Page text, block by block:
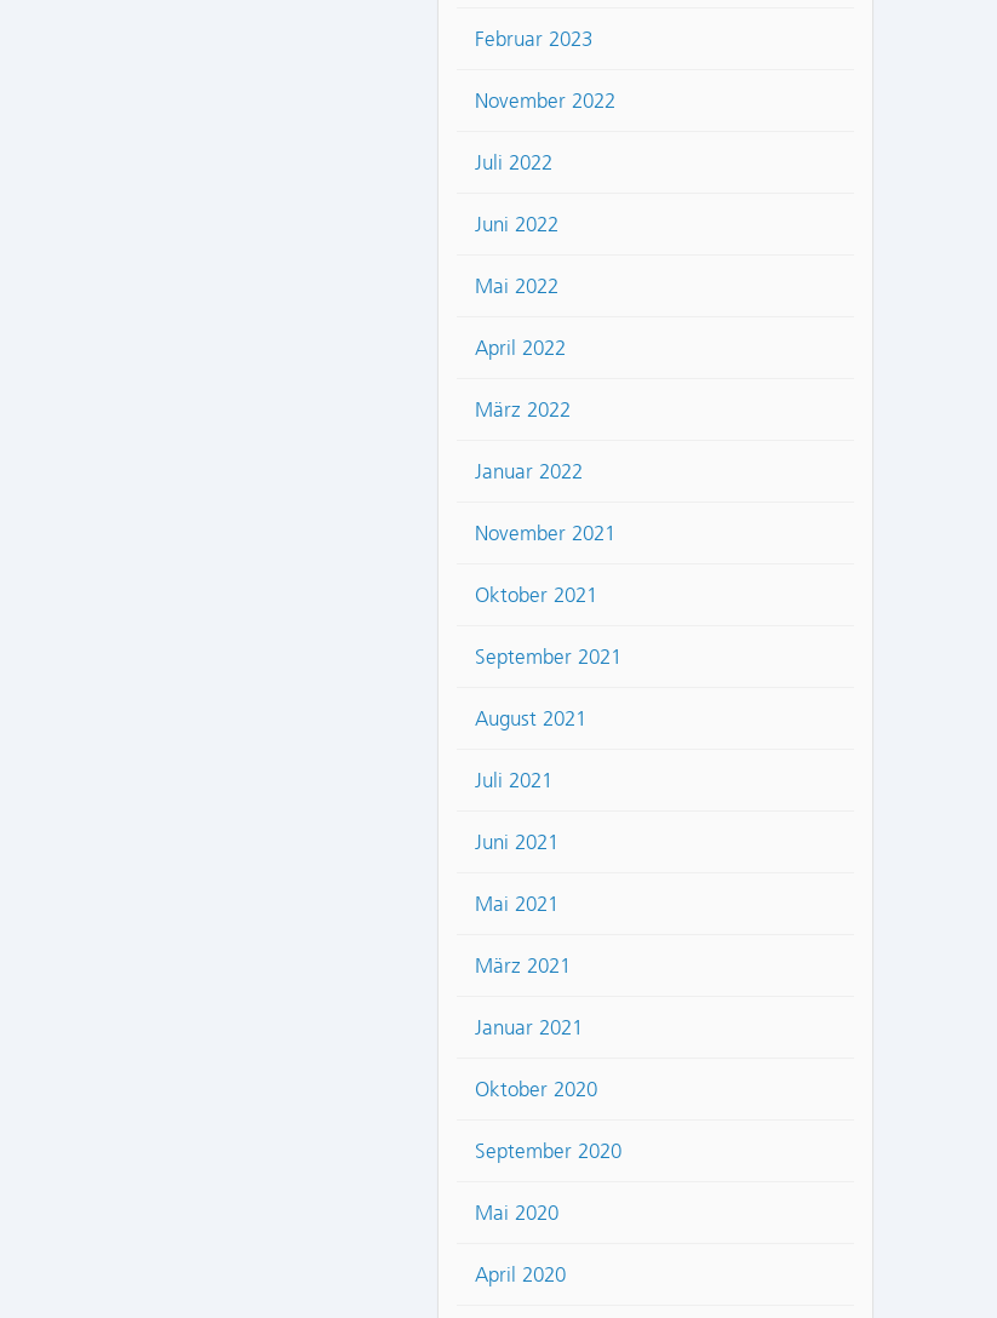
Februar 2023
November 2022
Juli 2022
Juni 2022
Mai 2022
April 2022
März 2022
Januar 2022
November 2021
Oktober 2021
September 2021
August 2021
Juli 2021
Juni 2021
Mai 2021
März 2021
Januar 2021
Oktober 2020
September 2020
Mai 2020
April 2020